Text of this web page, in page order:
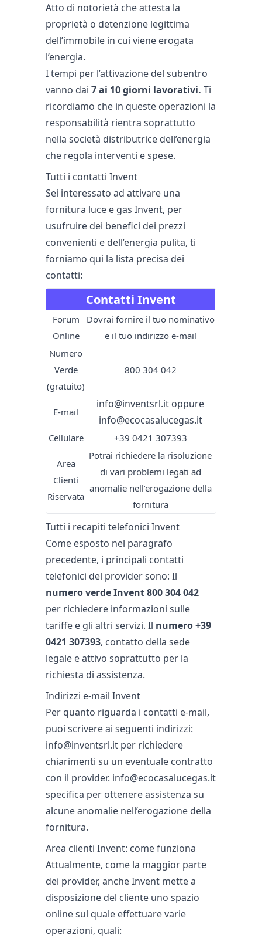
Atto di notorietà che attesta la
proprietà o detenzione legittima
dell’immobile in cui viene erogata
l’energia.
I tempi per l’attivazione del subentro
vanno dai 7 ai 10 giorni lavorativi. Ti
ricordiamo che in queste operazioni la
responsabilità rientra soprattutto
nella società distributrice dell’energia
che regola interventi e spese.
Tutti i contatti Invent
Sei interessato ad attivare una
fornitura luce e gas Invent, per
usufruire dei benefici dei prezzi
convenienti e dell’energia pulita, ti
forniamo qui la lista precisa dei
contatti:
Contatti Invent
Forum
Online
Dovrai fornire il tuo nominativo
e il tuo indirizzo e-mail
Numero
Verde
(gratuito)
800 304 042
E-mail
info@inventsrl.it oppure
info@ecocasalucegas.it
Cellulare +39 0421 307393
Area
Clienti
Riservata
Potrai richiedere la risoluzione
di vari problemi legati ad
anomalie nell’erogazione della
fornitura
Tutti i recapiti telefonici Invent
Come esposto nel paragrafo
precedente, i principali contatti
telefonici del provider sono: Il
numero verde Invent 800 304 042
per richiedere informazioni sulle
tariffe e gli altri servizi. Il numero +39
0421 307393, contatto della sede
legale e attivo soprattutto per la
richiesta di assistenza.
Indirizzi e-mail Invent
Per quanto riguarda i contatti e-mail,
puoi scrivere ai seguenti indirizzi:
info@inventsrl.it per richiedere
chiarimenti su un eventuale contratto
con il provider. info@ecocasalucegas.it
specifica per ottenere assistenza su
alcune anomalie nell’erogazione della
fornitura.
Area clienti Invent: come funziona
Attualmente, come la maggior parte
dei provider, anche Invent mette a
disposizione del cliente uno spazio
online sul quale effettuare varie
operazioni, quali: